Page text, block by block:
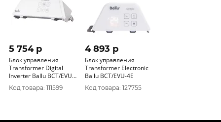
5 754 p
Блок управления
Transformer Digital
Inverter Ballu BCT/EVU-
4I
Код товара: 111599
4 893 p
Блок управления
Transformer Electronic
Ballu BCT/EVU-4E
Код товара: 127755